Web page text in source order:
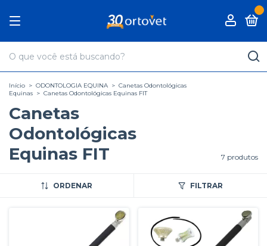
Início > ODONTOLOGIA EQUINA > Canetas Odontológicas
Equinas > Canetas Odontológicas Equinas FIT
Canetas
Odontológicas
Equinas FIT
7 produtos
ORDENAR FILTRAR